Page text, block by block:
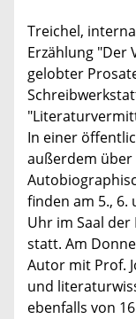
Treichel,
Erzählung "Der
gelobter
In einer
außerdem über
finden am 5., 6.
Uhr im Saal
statt. Am
Autor mit Prof.
und
ebenfalls von